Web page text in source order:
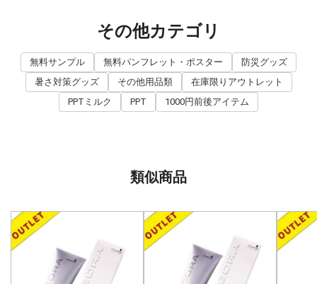
その他カテゴリ
無料サンプル 無料パンフレット・ポスター
防災グッズ
暑さ対策グッズ
その他用品類
在庫限りアウトレット
PPTミルク
PPT 1000円前後アイテム
類似商品